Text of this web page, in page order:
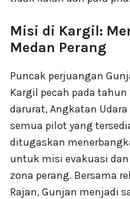
Misi di Kargil:
Medan Perang
Puncak perjuangan
Kargil pecah pada
darurat, Angkatan
semua pilot yang
ditugaskan
untuk misi evakuasi
zona perang. Bersama
Rajan, Gunjan menjadi